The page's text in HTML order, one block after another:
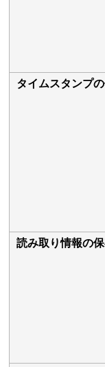
タイムスタンプ
読み取り情報の